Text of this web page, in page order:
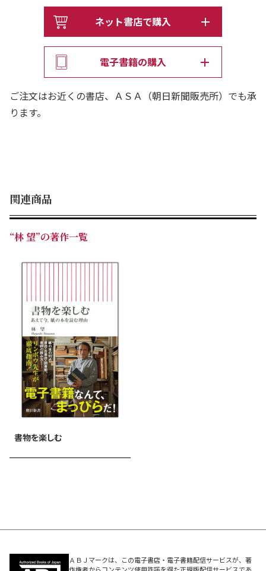
ネット書店で購入
電子書籍の購入
ご注文はお近くの書店、ＡＳＡ（朝日新聞販売所）でも承
ります。
関連商品
“林 望”の著作一覧
書物を楽しむ
ＡＢＪマークは、この電子書店・電子書籍配信サービスが、著
作権者からコンテンツ使用許諾を得た正規版配信サービスであ